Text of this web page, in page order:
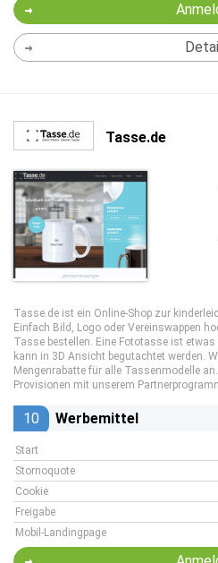
Tasse.de
Tasse.de ist ein Online-Shop zur
Einfach Bild, Logo oder Vereinswappen
Tasse bestellen. Eine Fototasse ist
kann in 3D Ansicht begutachtet werden.
Mengenrabatte für alle Tassenmodelle
Provisionen mit unserem
10 Werbemittel
Start
Stornoquote
Cookie
Freigabe
Mobil-Landingpage